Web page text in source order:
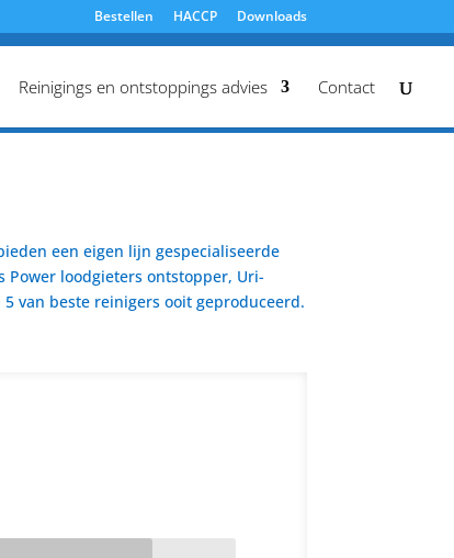
Bestellen HACCP Downloads
Reinigings en ontstoppings advies Contact
een eigen lijn gespecialiseerde
loodgieters ontstopper, Uri-
van beste reinigers ooit geproduceerd.